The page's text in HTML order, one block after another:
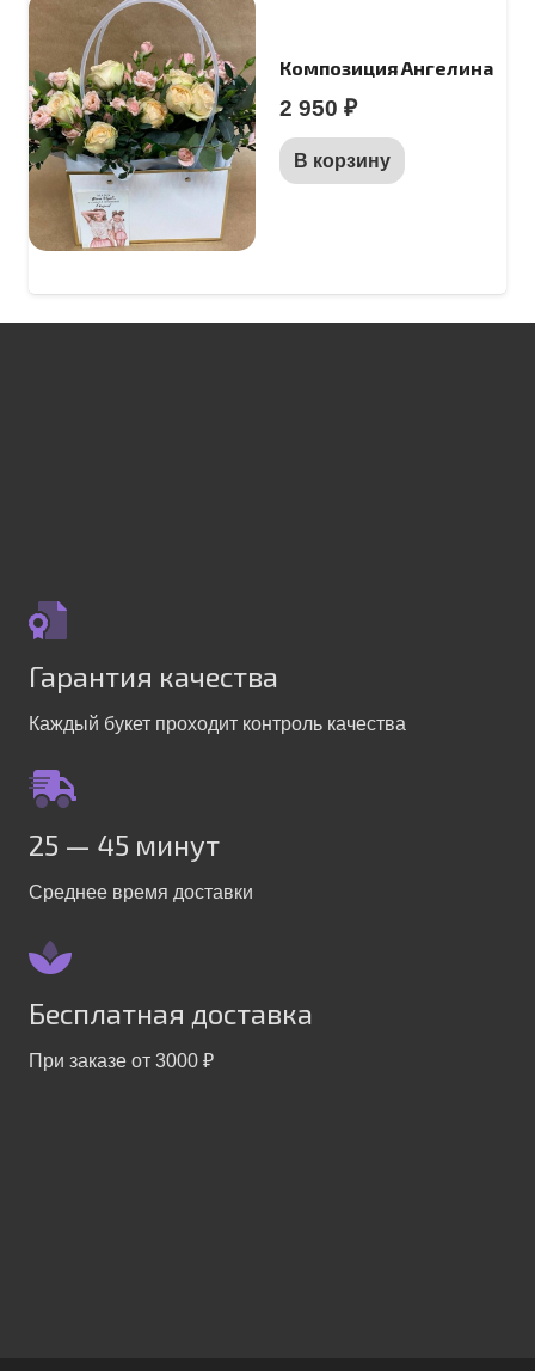
Композиция Ангелина
2 950 ₽
В корзину
Гарантия качества
Каждый букет проходит контроль качества
25 — 45 минут
Среднее время доставки
Бесплатная доставка
При заказе от 3000 ₽